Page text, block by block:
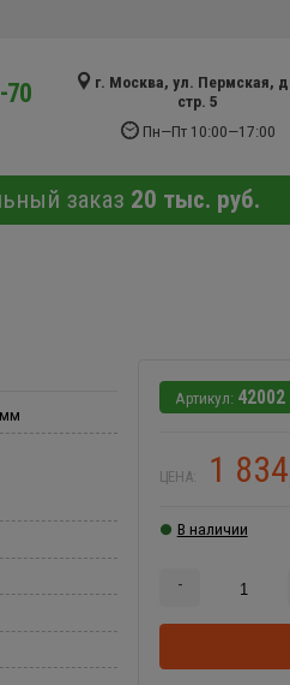
70
г. Москва, ул. Пермская,
стр. 5
Пн—Пт 10:00—17:00
заказ 20 тыс. руб.
42002
ЦЕНА: 1
В наличии
-